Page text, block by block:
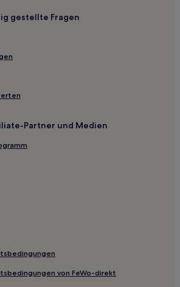
Municipal Auditorium
gestellte Fragen
Partner und Medien
von FeWo-direkt